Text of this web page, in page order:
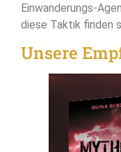
Einwanderungs-
diese Taktik finden
Unsere